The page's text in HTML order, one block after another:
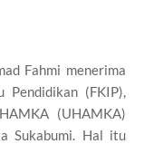
Fahmi menerima
Pendidikan (FKIP),
(UHAMKA)
Sukabumi. Hal itu